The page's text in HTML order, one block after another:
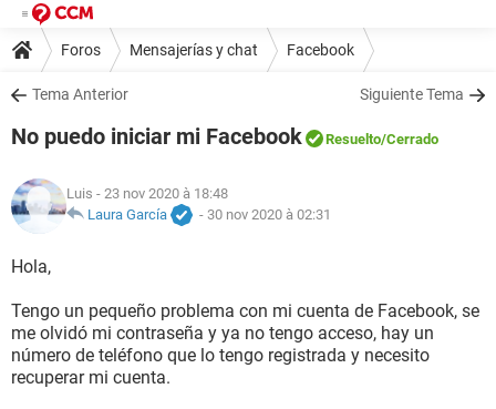
Foros Mensajerías y chat Facebook
Tema Anterior Siguiente Tema
No puedo iniciar mi Facebook Resuelto/Cerrado
Luis - 23 nov 2020 à 18:48
Laura García
- 30 nov 2020 à 02:31
Hola,
Tengo un pequeño problema con mi cuenta de Facebook, se
me olvidó mi contraseña y ya no tengo acceso, hay un
número de teléfono que lo tengo registrada y necesito
recuperar mi cuenta.